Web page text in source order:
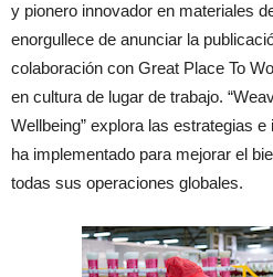
y pionero innovador en materiales
enorgullece de anunciar la
colaboración con Great Place To
en cultura de lugar de trabajo.
Wellbeing” explora las estrategias
ha implementado para mejorar el
todas sus operaciones globales.